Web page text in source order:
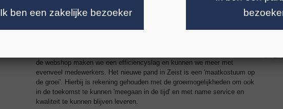
om nieuwe producten gedegen te testen alvorens ze in het assortiment op
de webshop maken we een efficiencyslag en kunnen we meer met
evenveel medewerkers. Het nieuwe pand in Zeist is een 'maatkostuum op
de groei'. Hierbij is rekening gehouden met de groeimogelijkheden om ook
in de toekomst te kunnen 'meegaan in de tijd' en met name service en
kwaliteit te kunnen blijven leveren.
Ik ben een zakelijke bezoeker